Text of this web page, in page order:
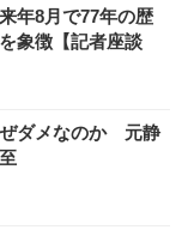
年8月で77年の歴
象徴【記者座談
ぜダメなのか 元静